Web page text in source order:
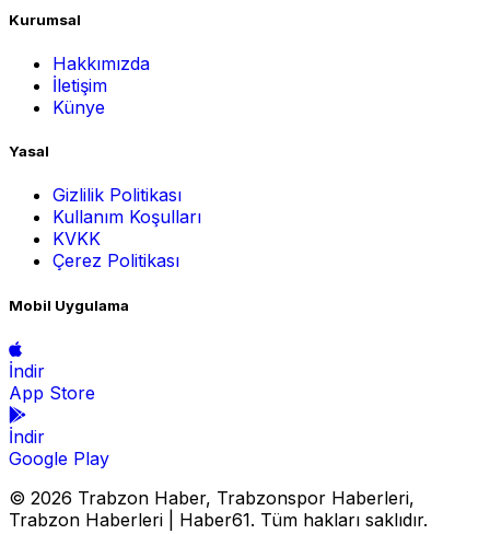
Kurumsal
Hakkımızda
İletişim
Künye
Yasal
Gizlilik Politikası
Kullanım Koşulları
KVKK
Çerez Politikası
Mobil Uygulama
İndir
App Store
İndir
Google Play
© 2026 Trabzon Haber, Trabzonspor Haberleri,
Trabzon Haberleri | Haber61. Tüm hakları saklıdır.